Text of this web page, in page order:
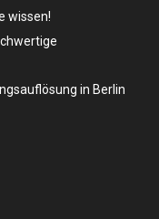
wissen!
in Berlin